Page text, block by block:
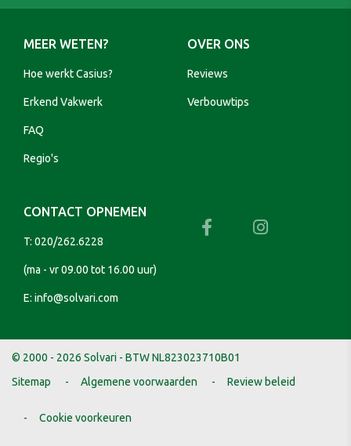
MEER WETEN?
Hoe werkt Casius?
Erkend Vakwerk
FAQ
Regio's
OVER ONS
Reviews
Verbouwtips
CONTACT OPNEMEN
T: 020/262.6228
(ma - vr 09.00 tot 16.00 uur)
E: info@solvari.com
© 2000 - 2026 Solvari - BTW NL823023710B01
Sitemap
Algemene voorwaarden Review beleid
Cookie voorkeuren